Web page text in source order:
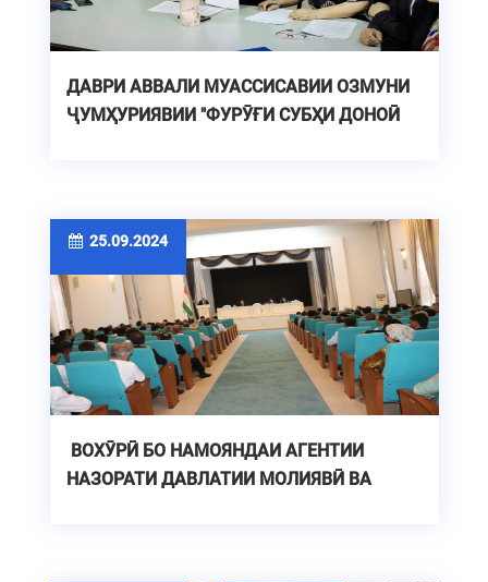
ДАВРИ АВВАЛИ МУАССИСАВИИ ОЗМУНИ
ҶУМҲУРИЯВИИ "ФУРӮҒИ СУБҲИ ДОНОӢ
25.09.2024
ВОХӮРӢ БО НАМОЯНДАИ АГЕНТИИ
НАЗОРАТИ ДАВЛАТИИ МОЛИЯВӢ ВА